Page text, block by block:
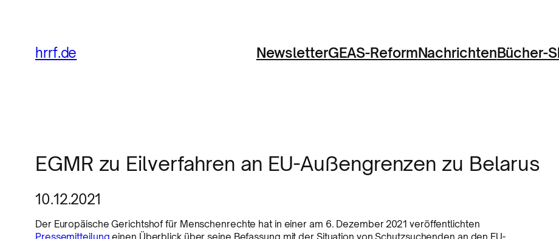
hrrf.de NewsletterGEAS-ReformNachrichtenBücher-
EGMR zu Eilverfahren an EU-Außengrenzen zu Belarus
10.12.2021
Der Europäische Gerichtshof für Menschenrechte hat in einer am 6. Dezember 2021 veröffentlichten